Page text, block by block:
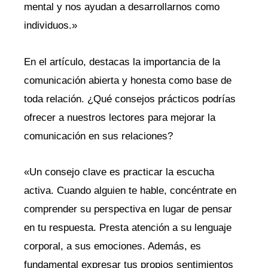
mental y nos ayudan a desarrollarnos como
individuos.»
En el artículo, destacas la importancia de la
comunicación abierta y honesta como base de
toda relación. ¿Qué consejos prácticos podrías
ofrecer a nuestros lectores para mejorar la
comunicación en sus relaciones?
«Un consejo clave es practicar la escucha
activa. Cuando alguien te hable, concéntrate en
comprender su perspectiva en lugar de pensar
en tu respuesta. Presta atención a su lenguaje
corporal, a sus emociones. Además, es
fundamental expresar tus propios sentimientos